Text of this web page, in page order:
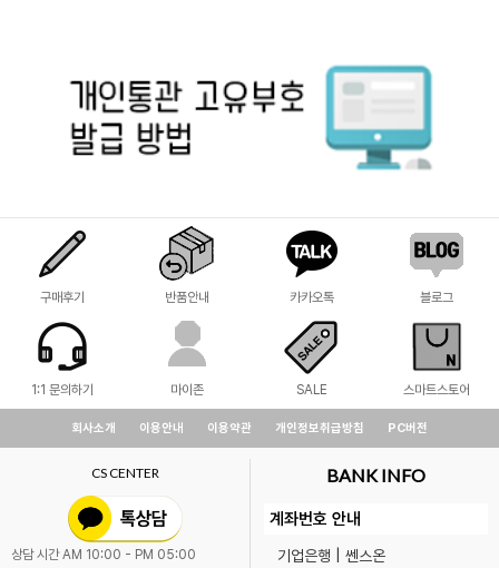
구매후기 반품안내 카카오톡 블로그
1:1 문의하기 마이존 SALE 스마트스토어
회사소개 이용안내 이용약관 개인정보취급방침 PC버전
CS CENTER
상담 시간 AM 10:00 - PM 05:00
BANK INFO
계좌번호 안내
기업은행 | 쎈스온